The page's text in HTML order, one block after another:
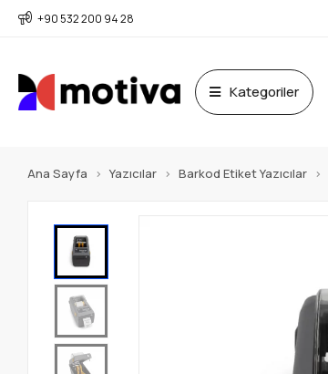
+90 532 200 94 28
Kategoriler
Ana Sayfa Yazıcılar Barkod Etiket Yazıcılar